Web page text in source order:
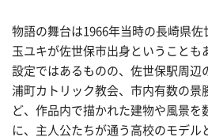
物語の舞台は1966年当時の長崎県
玉ユキが佐世保市出身ということも
設定ではあるものの、佐世保駅周辺
浦町カトリック教会、市内有数の景
ど、作品内で描かれた建物や風景を
に、主人公たちが通う高校のモデル